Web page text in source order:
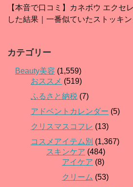
【本音で口コミ】カネボウ エクセ
した結果｜一番似ていたストッキ
カテゴリー
Beauty美容 (1,559)
おススメ (519)
ふるさと納税 (7)
アドベントカレンダー (5)
クリスマスコフレ (13)
コスメアイテム別 (1,367)
スキンケア (484)
アイケア (8)
クリーム (53)